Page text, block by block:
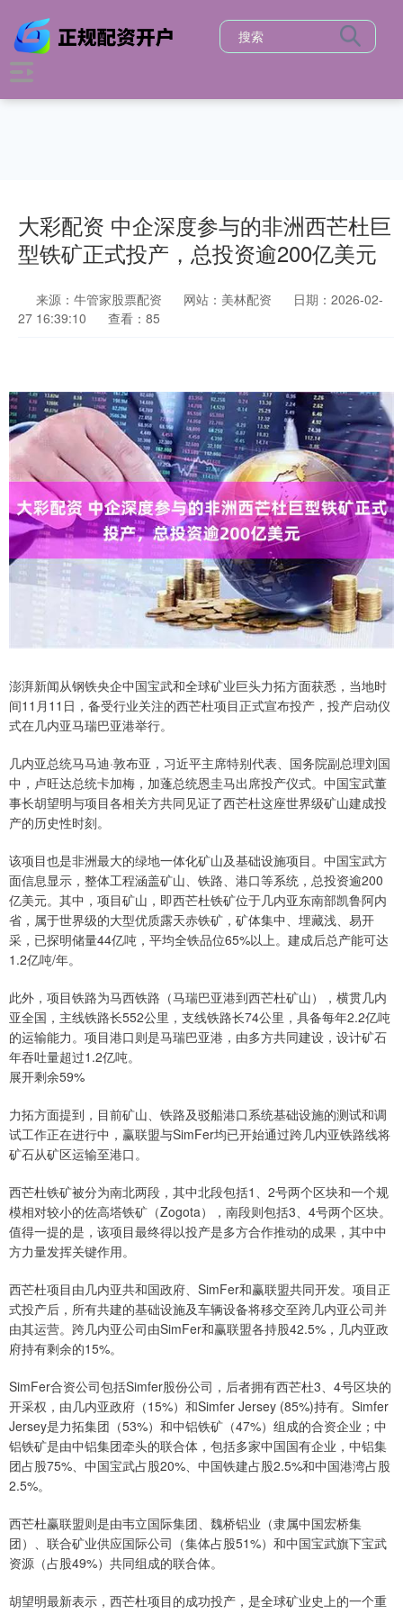
大彩配资 中企深度参与的非洲西芒杜巨
型铁矿正式投产，总投资逾200亿美元
来源：牛管家股票配资 网站：美林配资
日期：2026-02-
27 16:39:10
查看：85
澎湃新闻从钢铁央企中国宝武和全球矿业巨头力拓方面获悉，当地时
间11月11日，备受行业关注的西芒杜项目正式宣布投产，投产启动仪
式在几内亚马瑞巴亚港举行。
几内亚总统马马迪·敦布亚，习近平主席特别代表、国务院副总理刘国
中，卢旺达总统卡加梅，加蓬总统恩圭马出席投产仪式。中国宝武董
事长胡望明与项目各相关方共同见证了西芒杜这座世界级矿山建成投
产的历史性时刻。
该项目也是非洲最大的绿地一体化矿山及基础设施项目。中国宝武方
面信息显示，整体工程涵盖矿山、铁路、港口等系统，总投资逾200
亿美元。其中，项目矿山，即西芒杜铁矿位于几内亚东南部凯鲁阿内
省，属于世界级的大型优质露天赤铁矿，矿体集中、埋藏浅、易开
采，已探明储量44亿吨，平均全铁品位65%以上。建成后总产能可达
1.2亿吨/年。
此外，项目铁路为马西铁路（马瑞巴亚港到西芒杜矿山），横贯几内
亚全国，主线铁路长552公里，支线铁路长74公里，具备每年2.2亿吨
的运输能力。项目港口则是马瑞巴亚港，由多方共同建设，设计矿石
年吞吐量超过1.2亿吨。
展开剩余59%
力拓方面提到，目前矿山、铁路及驳船港口系统基础设施的测试和调
试工作正在进行中，赢联盟与SimFer均已开始通过跨几内亚铁路线将
矿石从矿区运输至港口。
西芒杜铁矿被分为南北两段，其中北段包括1、2号两个区块和一个规
模相对较小的佐高塔铁矿（Zogota），南段则包括3、4号两个区块。
值得一提的是，该项目最终得以投产是多方合作推动的成果，其中中
方力量发挥关键作用。
西芒杜项目由几内亚共和国政府、SimFer和赢联盟共同开发。项目正
式投产后，所有共建的基础设施及车辆设备将移交至跨几内亚公司并
由其运营。跨几内亚公司由SimFer和赢联盟各持股42.5%，几内亚政
府持有剩余的15%。
SimFer合资公司包括Simfer股份公司，后者拥有西芒杜3、4号区块的
开采权，由几内亚政府（15%）和Simfer Jersey (85%)持有。Simfer
Jersey是力拓集团（53%）和中铝铁矿（47%）组成的合资企业；中
铝铁矿是由中铝集团牵头的联合体，包括多家中国国有企业，中铝集
团占股75%、中国宝武占股20%、中国铁建占股2.5%和中国港湾占股
2.5%。
西芒杜赢联盟则是由韦立国际集团、魏桥铝业（隶属中国宏桥集
团）、联合矿业供应国际公司（集体占股51%）和中国宝武旗下宝武
资源（占股49%）共同组成的联合体。
胡望明最新表示，西芒杜项目的成功投产，是全球矿业史上的一个重